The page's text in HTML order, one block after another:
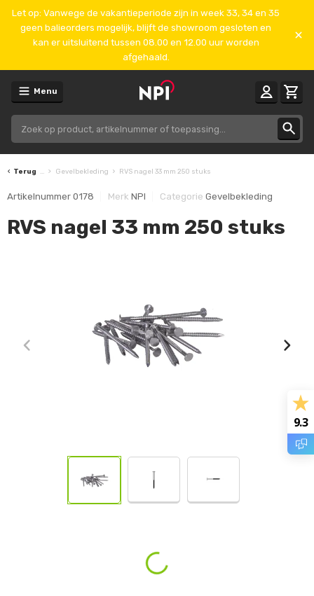
Let op: Vanwege de vakantieperiode zijn in week 33, 34 en 35
geen balieorders mogelijk, blijft de showroom gesloten en
kan er uitsluitend tussen 08.00 en 12.00 uur worden
afgehaald.
Menu
Terug Gevelbekleding RVS nagel 33 mm 250 stuks
Artikelnummer 0178 Merk NPI Categorie Gevelbekleding
RVS nagel 33 mm 250 stuks
Loading...
9.3